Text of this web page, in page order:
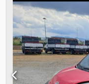
du moteur : 1 300 cm³
visuel : bon Garantie :